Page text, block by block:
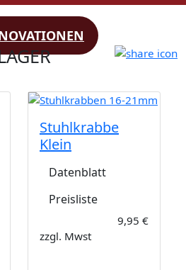
Stuhlkrabbe
Klein
Datenblatt
Preisliste
9,95 €
zzgl. Mwst